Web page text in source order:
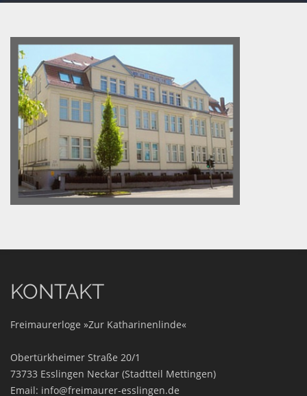
KONTAKT
Freimaurerloge »Zur Katharinenlinde«
Obertürkheimer Straße 20/1
73733 Esslingen Neckar (Stadtteil Mettingen)
Email: info@freimaurer-esslingen.de